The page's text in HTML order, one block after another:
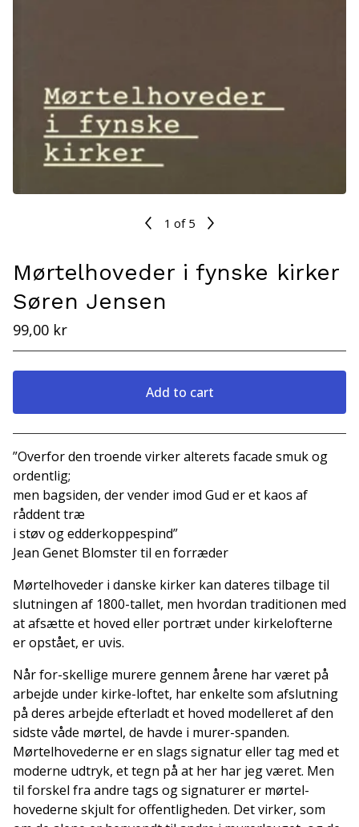
1 of 5
Mørtelhoveder i fynske kirker
Søren Jensen
99,00 kr
Add to cart
View cart
”Overfor den troende virker alterets facade smuk og
ordentlig;
men bagsiden, der vender imod Gud er et kaos af
råddent træ
i støv og edderkoppespind”
Jean Genet Blomster til en forræder
Mørtelhoveder i danske kirker kan dateres tilbage til
slutningen af 1800-tallet, men hvordan traditionen med
at afsætte et hoved eller portræt under kirkelofterne
er opstået, er uvis.
Når for-skellige murere gennem årene har været på
arbejde under kirke-loftet, har enkelte som afslutning
på deres arbejde efterladt et hoved modelleret af den
sidste våde mørtel, de havde i murer-spanden.
Mørtelhovederne er en slags signatur eller tag med et
moderne udtryk, et tegn på at her har jeg været. Men
til forskel fra andre tags og signaturer er mørtel-
hovederne skjult for offentligheden. Det virker, som